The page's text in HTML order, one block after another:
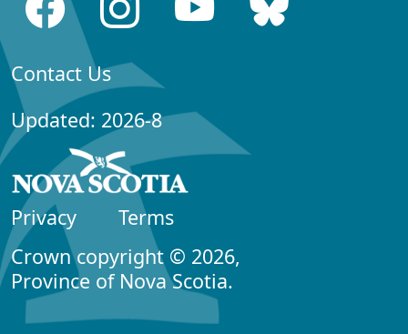
Contact Us
Updated: 2026-8
Privacy
Terms
Crown copyright © 2026,
Province of Nova Scotia.